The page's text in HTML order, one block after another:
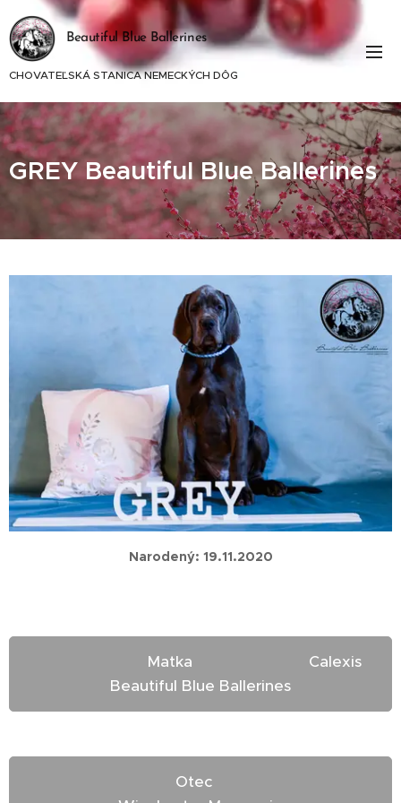
Beautiful Blue Ballerines
CHOVATEĽSKÁ STANICA NEMECKÝCH DÔG
GREY Beautiful Blue Ballerines
Narodený: 19.11.2020
Matka Calexis
Beautiful Blue Ballerines
Otec